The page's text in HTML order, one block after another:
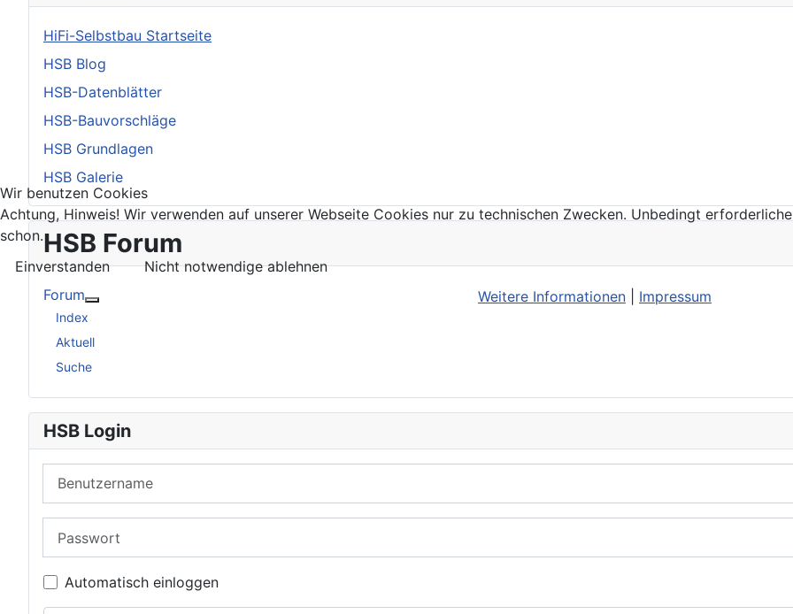
HiFi-Selbstbau Startseite
HSB Blog
HSB-Datenblätter
HSB-Bauvorschläge
HSB Grundlagen
HSB Galerie
HSB Forum
Forum
Index
Aktuell
Suche
HSB Login
Automatisch einloggen
Wir benutzen Cookies
Achtung, Hinweis! Wir verwenden auf unserer Webseite Cookies nur zu technischen Zwecken. Unbedingt
schon.
Einverstanden
Nicht notwendige ablehnen
Weitere Informationen
Impressum